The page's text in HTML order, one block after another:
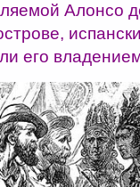
Алонсо
его